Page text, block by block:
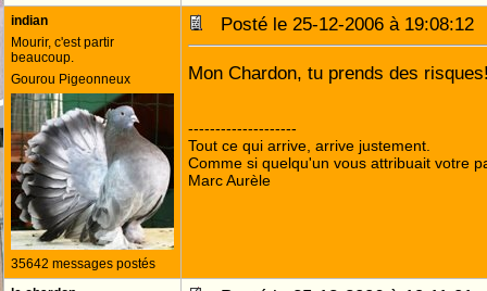
indian
Mourir, c'est partir
beaucoup.
Gourou Pigeonneux
35642 messages postés
Posté le 25-12-2006 à
Mon Chardon, tu prends des
--------------------
Tout ce qui arrive, arrive justement.
Comme si quelqu'un vous attribuait votre
Marc Aurèle